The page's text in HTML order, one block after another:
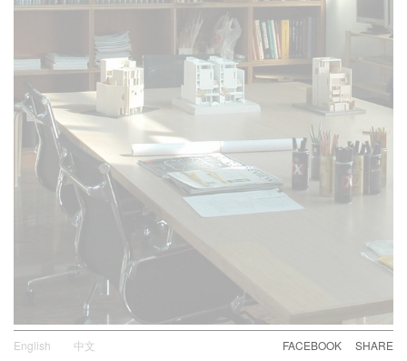
English 中文 SHARE
FACEBOOK